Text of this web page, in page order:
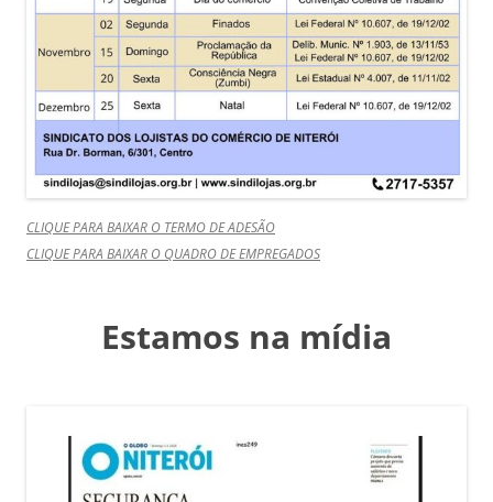
CLIQUE PARA BAIXAR O TERMO DE ADESÃO
CLIQUE PARA BAIXAR O QUADRO DE EMPREGADOS
Estamos na mídia